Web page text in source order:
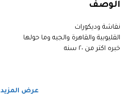
الوصف
نقاشة وديكورات
القليوبية والقاهرة والجيه وما حولها
خبره اكتر من ٢٠ سنه
عرض المزيد